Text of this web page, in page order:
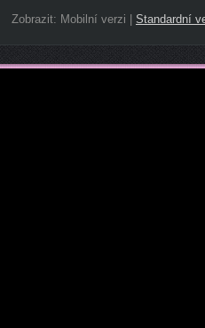
Zobrazit: Mobilní verzi Standardní